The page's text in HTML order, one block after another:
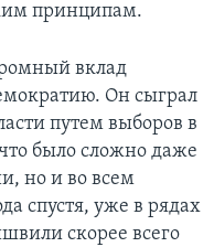
принципам.
вклад
Он сыграл
путем выборов в
что было сложно даже
но и во всем
спустя, уже в рядах
скорее всего